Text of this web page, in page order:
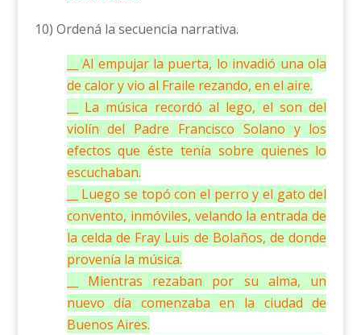
10) Ordená la secuencia narrativa.
__ Al empujar la puerta, lo invadió una ola
de calor y vio al Fraile rezando, en el aire.
__ La música recordó al lego, el son del
violín del Padre Francisco Solano y los
efectos que éste tenía sobre quienes lo
escuchaban.
__ Luego se topó con el perro y el gato del
convento, inmóviles, velando la entrada de
la celda de Fray Luis de Bolaños, de donde
provenía la música.
__ Mientras rezaban por su alma, un
nuevo día comenzaba en la ciudad de
Buenos Aires.